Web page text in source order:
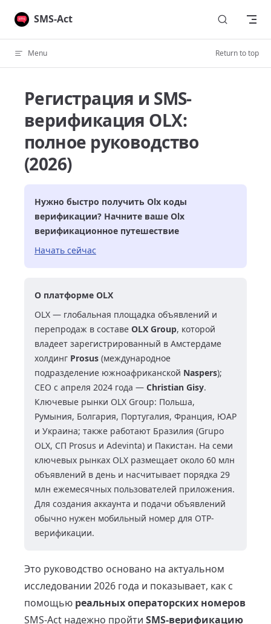
Skip to content
SMS-Act
Menu Return to top
Регистрация и SMS-
верификация OLX:
полное руководство
(2026)
Нужно быстро получить Olx коды
верификации? Начните ваше Olx
верификационное путешествие
Начать сейчас
О платформе OLX
OLX — глобальная площадка объявлений и
перепродаж в составе OLX Group, которой
владеет зарегистрированный в Амстердаме
холдинг Prosus (международное
подразделение южноафриканской Naspers);
CEO с апреля 2024 года — Christian Gisy.
Ключевые рынки OLX Group: Польша,
Румыния, Болгария, Португалия, Франция, ЮАР
и Украина; также работают Бразилия (Grupo
OLX, СП Prosus и Adevinta) и Пакистан. На семи
ключевых рынках OLX размещает около 60 млн
объявлений в день и насчитывает порядка 29
млн ежемесячных пользователей приложения.
Для создания аккаунта и подачи объявлений
обычно нужен мобильный номер для OTP-
верификации.
Это руководство основано на актуальном
исследовании 2026 года и показывает, как с
помощью реальных операторских номеров
SMS-Act надежно пройти SMS-верификацию